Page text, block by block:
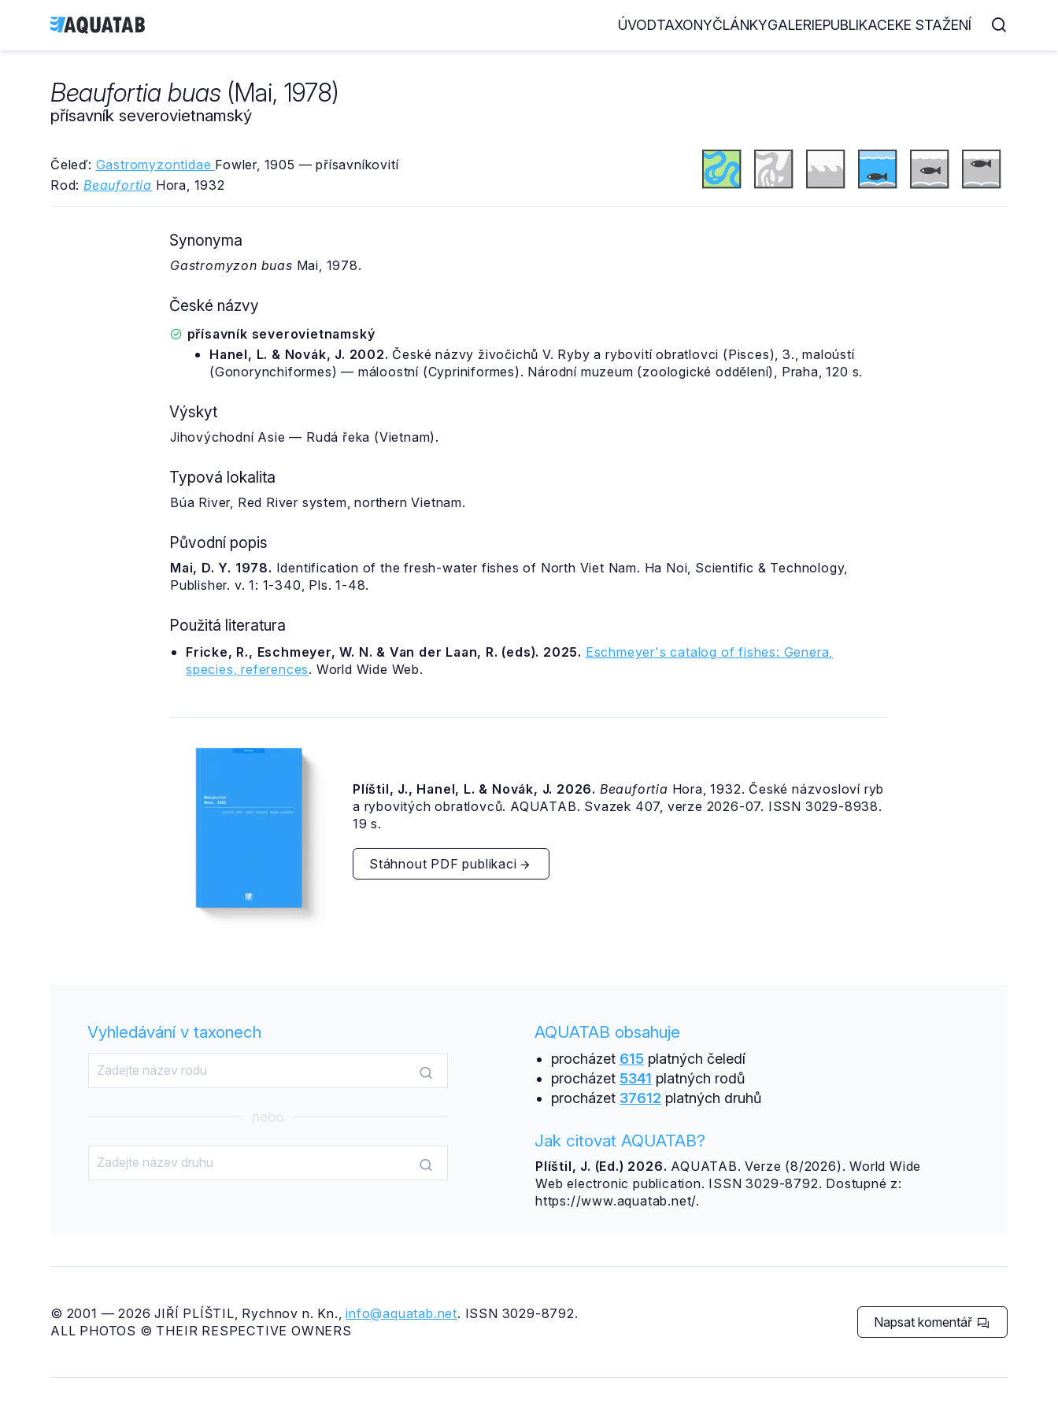
ÚVODTAXONYČLÁNKYGALERIEPUBLIKACEKE STAŽENÍ
Beaufortia buas (Mai, 1978)
přísavník severovietnamský
Čeleď: Gastromyzontidae Fowler, 1905 — přísavníkovití
Rod: Beaufortia Hora, 1932
Synonyma
Gastromyzon buas Mai, 1978.
České názvy
přísavník severovietnamský
Hanel, L. & Novák, J. 2002. České názvy živočichů V. Ryby a rybovití obratlovci (Pisces), 3., maloústí
(Gonorynchiformes) — máloostní (Cypriniformes). Národní muzeum (zoologické oddělení), Praha, 120 s.
Výskyt
Jihovýchodní Asie — Rudá řeka (Vietnam).
Typová lokalita
Búa River, Red River system, northern Vietnam.
Původní popis
Mai, D. Y. 1978. Identification of the fresh-water fishes of North Viet Nam. Ha Noi, Scientific & Technology,
Publisher. v. 1: 1-340, Pls. 1-48.
Použitá literatura
Fricke, R., Eschmeyer, W. N. & Van der Laan, R. (eds). 2025. Eschmeyer's catalog of fishes: Genera,
species, references. World Wide Web.
Plíštil, J., Hanel, L. & Novák, J. 2026. Beaufortia Hora, 1932. České názvosloví ryb
a rybovitých obratlovců. AQUATAB. Svazek 407, verze 2026-07. ISSN 3029-8938.
19 s.
Stáhnout PDF publikaci
Vyhledávání v taxonech
nebo
AQUATAB obsahuje
procházet 615platných čeledí
procházet 5341 platných rodů
procházet 37612 platných druhů
Jak citovat AQUATAB?
Plíštil, J. (Ed.) 2026. AQUATAB. Verze (8/2026). World Wide
Web electronic publication. ISSN 3029-8792. Dostupné z:
https://www.aquatab.net/.
© 2001 — 2026 JIŘÍ PLÍŠTIL, Rychnov n. Kn.,info@aquatab.net. ISSN 3029-8792.
ALL PHOTOS © THEIR RESPECTIVE OWNERS
Napsat komentář